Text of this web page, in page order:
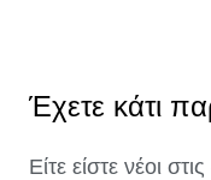
Έχετε κάτι
Είτε είστε νέοι